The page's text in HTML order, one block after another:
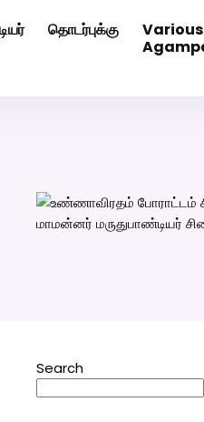
தொடர்புக்கு
Search
Click Here to